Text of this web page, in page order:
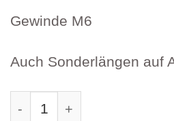
Gewinde M6
Auch Sonderlängen auf